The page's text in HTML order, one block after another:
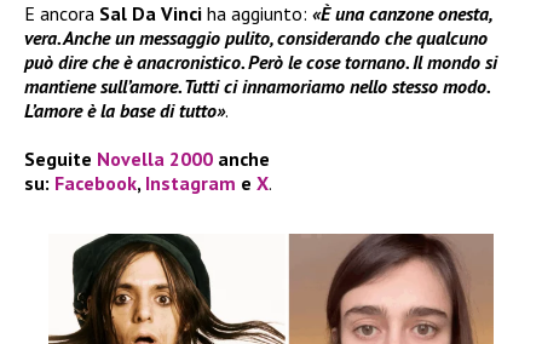
E ancora Sal Da Vinci ha aggiunto: «È una canzone onesta,
vera. Anche un messaggio pulito, considerando che qualcuno
può dire che è anacronistico. Però le cose tornano. Il mondo si
mantiene sull’amore. Tutti ci innamoriamo nello stesso modo.
L’amore è la base di tutto».
Seguite Novella 2000 anche
su: Facebook, Instagram e X.